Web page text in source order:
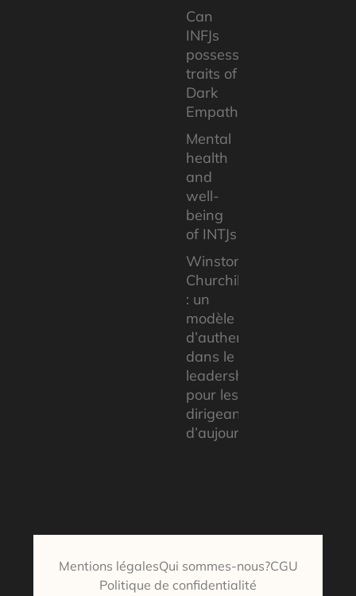
Can
INFJs
possess
traits of
Dark
Empaths?
Mental
health
and
well-
being
of INTJs
Winston
Churchill
: un
modèle
d’authenticité
dans le
leadership
pour les
dirigeants
d’aujourd’hui
Mentions légalesQui sommes-nous?CGU
Politique de confidentialité